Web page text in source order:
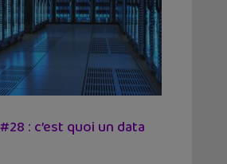
: c’est quoi un data